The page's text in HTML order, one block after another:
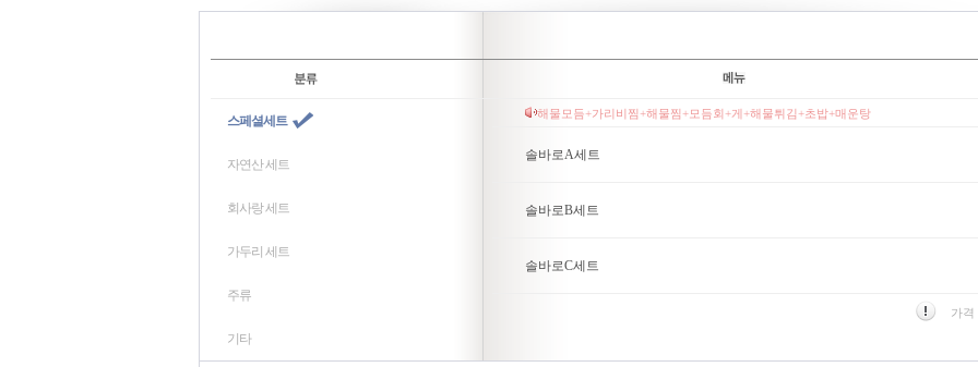
스페셜세트
자연산 세트
회사랑 세트
가두리 세트
주류
기타
해물모듬+가리비찜+해물찜+모듬회+게+해물튀김+초밥+매운탕
솔바로A세트
솔바로B세트
솔바로C세트
가격